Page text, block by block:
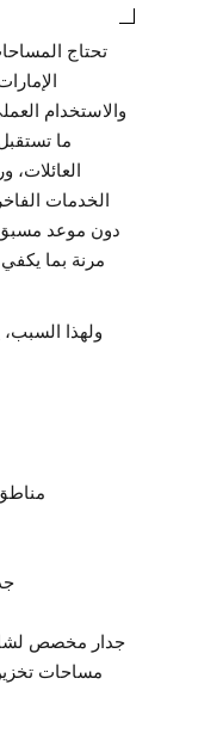
تحتاج
والاستخدام
ما
العائلات،
الخدمات
دون موعد
مرنة بما
ولهذا
جدار مخصص
مساحات